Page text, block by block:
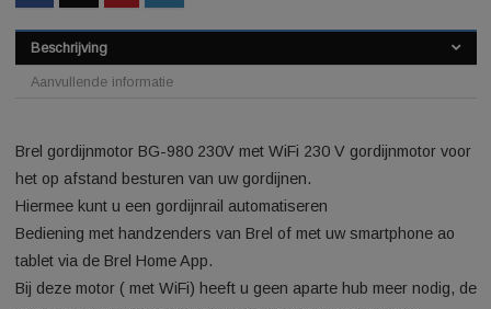
Categorie:Automatische gordijnen
Aanvullende informatie
Brel gordijnmotor BG-980 230V met WiFi 230 V gordijnmotor
het op afstand besturen van uw gordijnen.
Hiermee kunt u een gordijnrail automatiseren